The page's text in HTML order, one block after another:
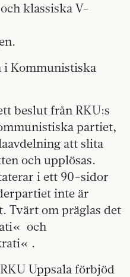
klassiska V-
i Kommunistiska
beslut från RKU:s
partiet,
att slita
och upplösas.
i ett 90-sidor
inte är
om präglas det
och
.
Uppsala förbjöd